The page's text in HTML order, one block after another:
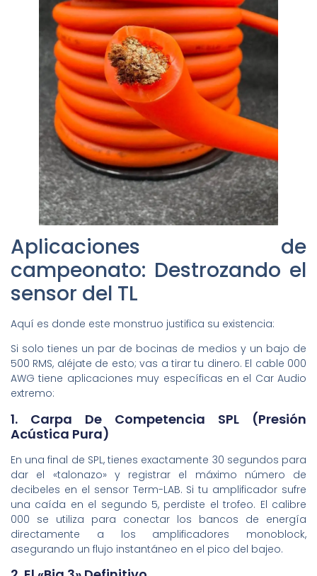
Aplicaciones de
campeonato: Destrozando el
sensor del TL
Aquí es donde este monstruo justifica su existencia:
Si solo tienes un par de bocinas de medios y un bajo de
500 RMS, aléjate de esto; vas a tirar tu dinero. El cable 000
AWG tiene aplicaciones muy específicas en el Car Audio
extremo:
1. Carpa De Competencia SPL (Presión
Acústica Pura)
En una final de SPL, tienes exactamente 30 segundos para
dar el «talonazo» y registrar el máximo número de
decibeles en el sensor Term-LAB. Si tu amplificador sufre
una caída en el segundo 5, perdiste el trofeo. El calibre
000 se utiliza para conectar los bancos de energía
directamente a los amplificadores monoblock,
asegurando un flujo instantáneo en el pico del bajeo.